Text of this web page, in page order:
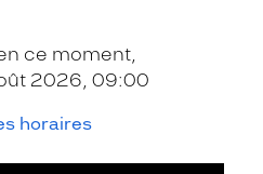
ce moment,
2026, 09:00
horaires